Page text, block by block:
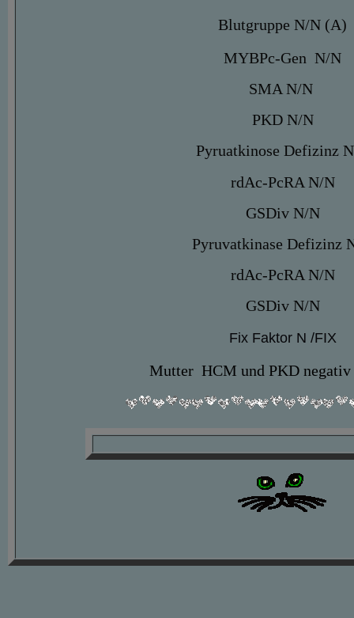
Blutgruppe N/N (A)
MYBPc-Gen N/N
SMA N/N
PKD N/N
Pyruatkinose Defizinz
rdAc-PcRA N/N
GSDiv N/N
Pyruvatkinase Defizinz
rdAc-PcRA N/N
GSDiv N/N
Fix Faktor N /FIX
Mutter HCM und PKD